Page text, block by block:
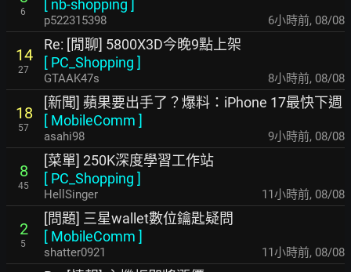
6
[ nb-shopping ]
p522315398 6小時前, 08/08
14
27
Re: [閒聊] 5800X3D今晚9點上架
[ PC_Shopping ]
GTAAK47s 8小時前, 08/08
18
57
[新聞] 蘋果要出手了？爆料：iPhone 17最快下週
[ MobileComm ]
asahi98 9小時前, 08/08
8
45
[菜單] 250K深度學習工作站
[ PC_Shopping ]
HellSinger 11小時前, 08/08
2
5
[問題] 三星wallet數位鑰匙疑問
[ MobileComm ]
shatter0921 11小時前, 08/08